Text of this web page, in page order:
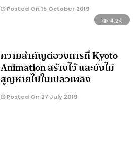
Posted On 15 October 2019
4.2K
ความสำคัญต่อวงการที่ Kyoto
Animation สร้างไว้ และยังไม่
สูญหายไปในเปลวเพลิง
Posted On 27 July 2019